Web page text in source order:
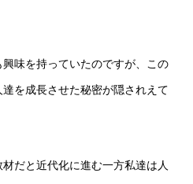
味を持っていたのですが、この
を成長させた秘密が隠されえて
だと近代化に進む一方私達は人